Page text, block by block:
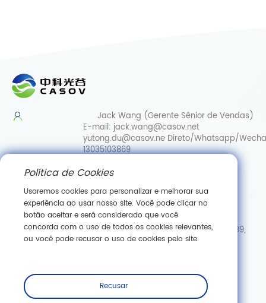
Jack Wang (Gerente Sênior de Vendas)
E-mail: jack.wang@casov.net
yutong.du@casov.ne Direto/Whatsapp/
13035103869
Serviços e sugestões
Direct/Whatsapp/Wechat: 0086-
15307143249
Hub de Inovação em Biologia Sintética de Wuhan, N.º 89,
Rua Gaokeyuan 3.ª, Zona de Desenvolvimento de Nova
Inscreva -se
Política de Cookies
Usaremos cookies para personalizar e melhorar sua
experiência ao usar nosso site. Você pode clicar no
botão aceitar e será considerado que você
concorda com o uso de todos os cookies relevantes,
ou você pode recusar o uso de cookies pelo site.
Recusar